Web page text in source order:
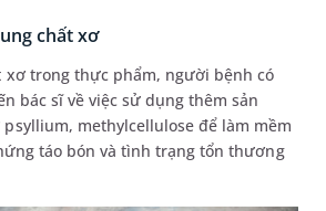
chất xơ
xơ trong thực phẩm, người bệnh có
bác sĩ về việc sử dụng thêm sản
methylcellulose để làm mềm
táo bón và tình trạng tổn thương